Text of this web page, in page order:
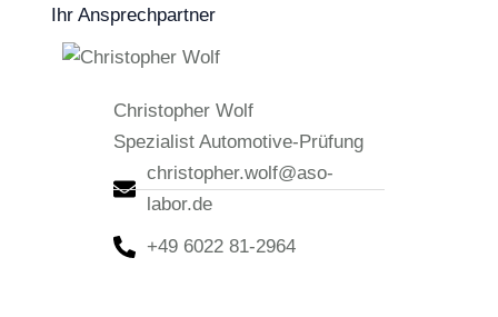
Ihr Ansprechpartner
Christopher Wolf
Spezialist Automotive-Prüfung
christopher.wolf@aso-
labor.de
+49 6022 81-2964